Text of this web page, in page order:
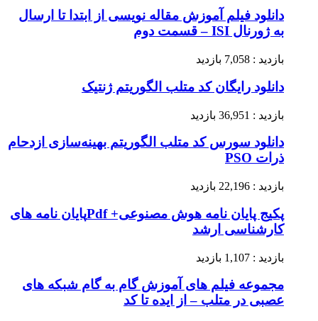
دانلود فیلم آموزش مقاله نویسی از ابتدا تا ارسال
به ژورنال ISI – قسمت دوم
بازدید : 7,058 بازدید
دانلود رایگان کد متلب الگوریتم ژنتیک
بازدید : 36,951 بازدید
دانلود سورس کد متلب الگوریتم بهینه‌سازی ازدحام
ذرات PSO
بازدید : 22,196 بازدید
پکیج پایان نامه هوش مصنوعی+ Pdfپایان نامه های
کارشناسی ارشد
بازدید : 1,107 بازدید
مجموعه فیلم های آموزش گام به گام شبکه های
عصبی در متلب – از ایده تا کد